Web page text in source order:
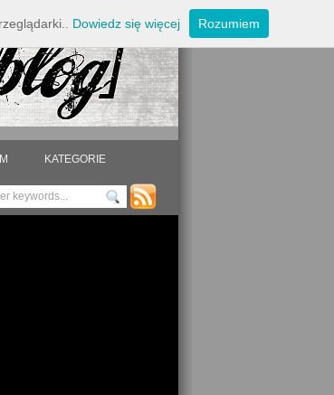
KATEGORIE
Dowiedz się więcej Rozumiem